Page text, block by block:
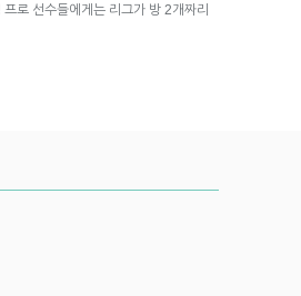
로 선수들에게는 리그가 방 2개짜리